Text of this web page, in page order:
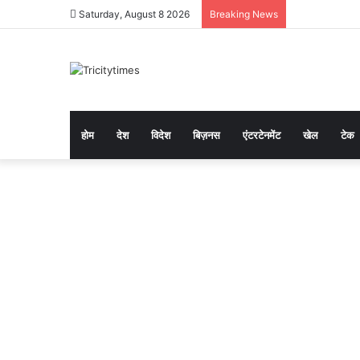
Saturday, August 8 2026 Breaking News
होम देश विदेश बिज़नस एंटरटेनमेंट खेल टेक